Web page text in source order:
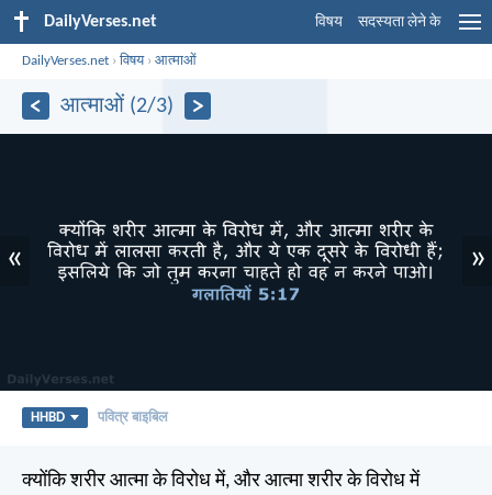
DailyVerses.net विषय सदस्यता लेने के
DailyVerses.net ›विषय›आत्माओं
आत्माओं (2/3)
« »
HHBD पवित्र बाइबिल
क्योंकि शरीर आत्मा के विरोध में, और आत्मा शरीर के विरोध में